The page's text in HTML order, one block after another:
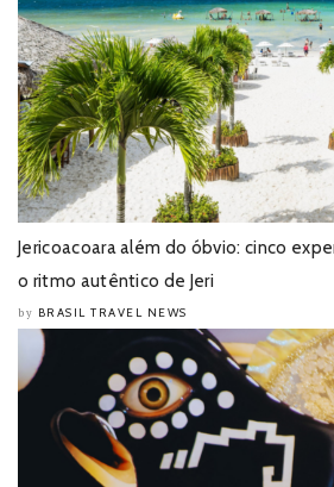
Jericoacoara além do óbvio: cinco
o ritmo autêntico de Jeri
by BRASIL TRAVEL NEWS